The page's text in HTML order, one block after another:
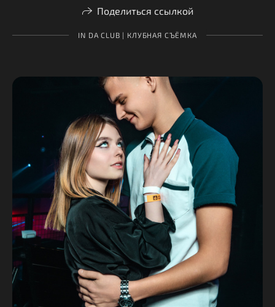
Поделиться ссылкой
IN DA CLUB | КЛУБНАЯ СЪЁМКА